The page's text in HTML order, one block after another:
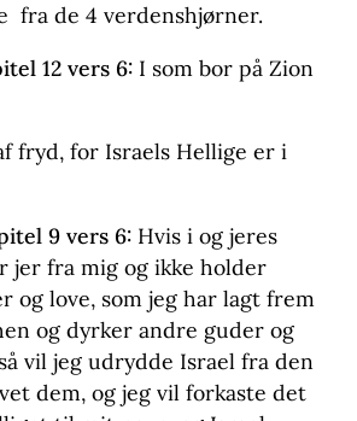
fra de 4 verdenshjørner.
12 vers 6: I som bor på Zion
fryd, for Israels Hellige er i
9 vers 6: Hvis i og jeres
jer fra mig og ikke holder
og love, som jeg har lagt frem
og dyrker andre guder og
vil jeg udrydde Israel fra den
dem, og jeg vil forkaste det